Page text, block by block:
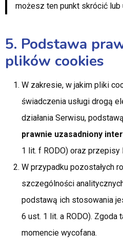
możesz ten punkt skrócić lub
5. Podstawa
plików cookies
W zakresie, w jakim pliki
świadczenia usługi drogą
działania Serwisu,
prawnie uzasadniony
1 lit. f RODO) oraz
W przypadku pozostałych
szczególności
podstawą ich stosowania
6 ust. 1 lit. a RODO). Zgoda
momencie wycofana.